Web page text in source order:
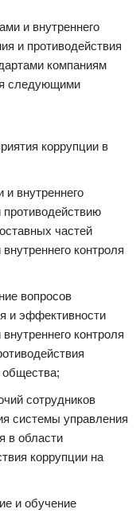
и внутреннего
и противодействия
компаниям
следующими
коррупции в
внутреннего
частей
контроля
вопросов
и эффективности
контроля
общества;
сотрудников
системы управления
в области
коррупции на
и обучение